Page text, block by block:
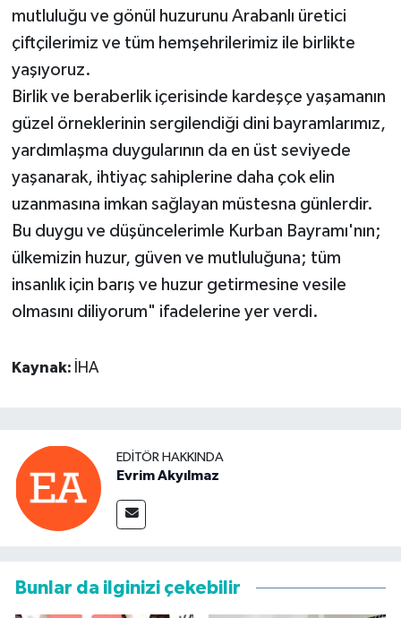
mutluluğu ve gönül huzurunu Arabanlı üretici
çiftçilerimiz ve tüm hemşehrilerimiz ile birlikte
yaşıyoruz.
Birlik ve beraberlik içerisinde kardeşçe yaşamanın
güzel örneklerinin sergilendiği dini bayramlarımız,
yardımlaşma duygularının da en üst seviyede
yaşanarak, ihtiyaç sahiplerine daha çok elin
uzanmasına imkan sağlayan müstesna günlerdir.
Bu duygu ve düşüncelerimle Kurban Bayramı'nın;
ülkemizin huzur, güven ve mutluluğuna; tüm
insanlık için barış ve huzur getirmesine vesile
olmasını diliyorum" ifadelerine yer verdi.
Kaynak: İHA
EDITÖR HAKKINDA
Evrim Akyılmaz
Bunlar da ilginizi çekebilir